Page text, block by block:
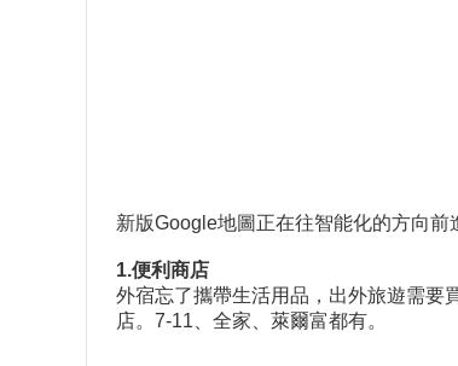
新版Google地圖正在往智能化的方向
1.便利商店
外宿忘了攜帶生活用品，出外旅遊需要
店。7-11、全家、萊爾富都有。